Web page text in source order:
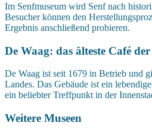
Im Senfmuseum wird Senf nach
Besucher können den
Ergebnis anschließend probieren.
De Waag: das älteste Café
De Waag ist seit 1679 in Betrieb und
Landes. Das Gebäude ist ein
ein beliebter Treffpunkt in der
Weitere Museen